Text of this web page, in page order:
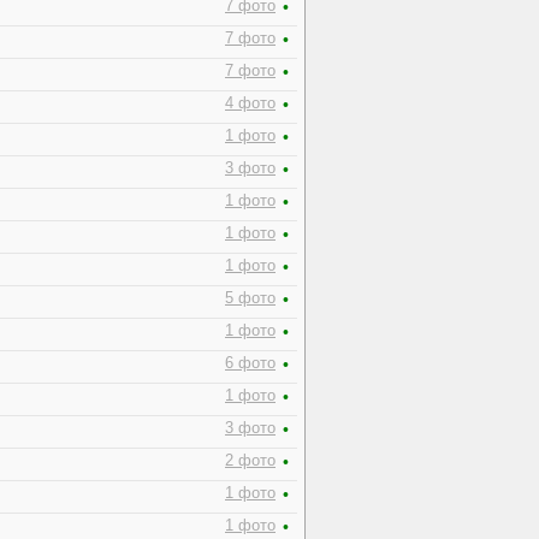
7 фото •
7 фото •
7 фото •
4 фото •
1 фото •
3 фото •
1 фото •
1 фото •
1 фото •
5 фото •
1 фото •
6 фото •
1 фото •
3 фото •
2 фото •
1 фото •
1 фото •